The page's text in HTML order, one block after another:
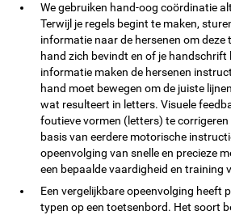
We gebruiken hand-oog coördinatie
Terwijl je regels begint te maken,
informatie naar de hersenen om deze
hand zich bevindt en of je handschrift
informatie maken de hersenen
hand moet bewegen om de juiste
wat resulteert in letters. Visuele
foutieve vormen (letters) te
basis van eerdere motorische
opeenvolging van snelle en precieze
een bepaalde vaardigheid en training
Een vergelijkbare opeenvolging heeft
typen op een toetsenbord. Het soort